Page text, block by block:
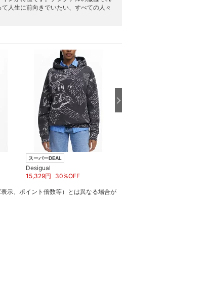
人生に前向きでいたい、すべての人々
スーパーDEAL
Desigual
15,329円 30%OFF
示、ポイント倍数等）とは異なる場合が